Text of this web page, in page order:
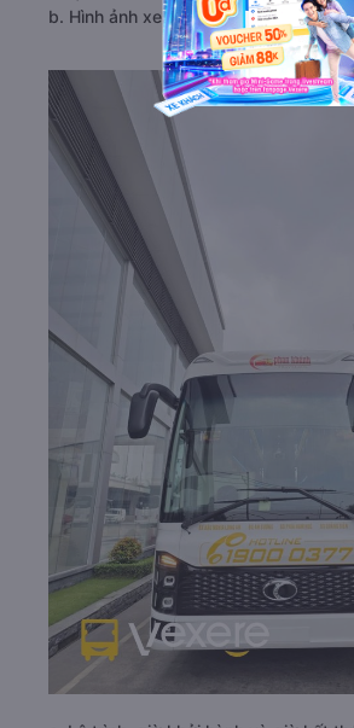
b. Hình ảnh xe Phan Khánh